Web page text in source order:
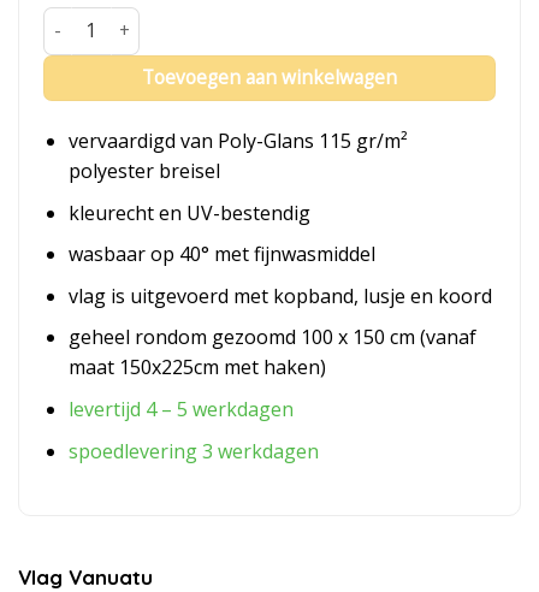
Vlag Vanuatu aantal
Toevoegen aan winkelwagen
vervaardigd van Poly-Glans 115 gr/m²
polyester breisel
kleurecht en UV-bestendig
wasbaar op 40° met fijnwasmiddel
vlag is uitgevoerd met kopband, lusje en koord
geheel rondom gezoomd 100 x 150 cm (vanaf
maat 150x225cm met haken)
levertijd 4 – 5 werkdagen
spoedlevering 3 werkdagen
Vlag Vanuatu